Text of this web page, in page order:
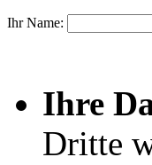
Ihr Name:
Ihre
Dritte